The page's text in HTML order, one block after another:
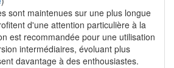
sont maintenues sur une plus longue
d'une attention particulière à la
est recommandée pour une utilisation
intermédiaires, évoluant plus
davantage à des enthousiastes.